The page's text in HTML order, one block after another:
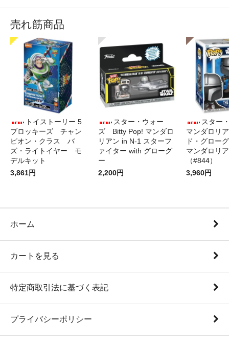
売れ筋商品
トイストーリー 5
ブロッキーズ チャン
ピオン・クラス バ
ズ・ライトイヤー モ
デルキット
3,861円
スター・ウォー
ズ Bitty Pop! マンダロ
リアン in N-1 スターフ
ァイター with グローグ
ー
2,200円
スター
マンダロリ
ド・グロー
マンダロリ
（#844）
3,960円
ホーム
カートを見る
特定商取引法に基づく表記
プライバシーポリシー